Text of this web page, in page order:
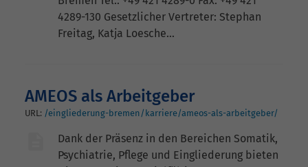
4289-130 Gesetzlicher Vertreter: Stephan
Freitag, Katja Loesche…
AMEOS als Arbeitgeber
URL: /eingliederung-bremen/karriere/ameos-als-arbeitgeber/
Dank der Präsenz in den Bereichen Somatik,
Psychiatrie, Pflege und Eingliederung bieten